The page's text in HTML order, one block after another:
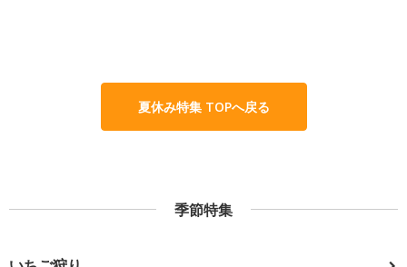
夏休み特集 TOPへ戻る
季節特集